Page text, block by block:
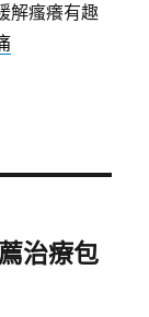
解瘙癢有趣
治療包